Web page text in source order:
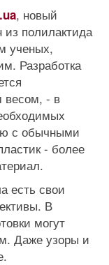
, новый
из полилактида
ученых,
Разработка
весом, - в
с обычными
- более
есть свои
В
могут
Даже узоры и